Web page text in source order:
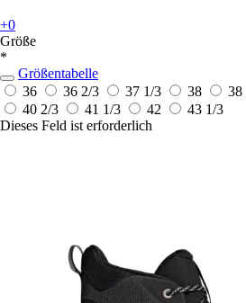
+0
Größe
*
Größentabelle
36
36 2/3 37 1/3 38 38
40 2/3
41 1/3 42
43 1/3
Dieses Feld ist erforderlich